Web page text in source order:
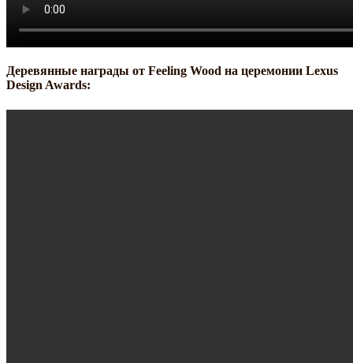
Деревянные награды от Feeling Wood на церемонии Lexus
Design Awards: